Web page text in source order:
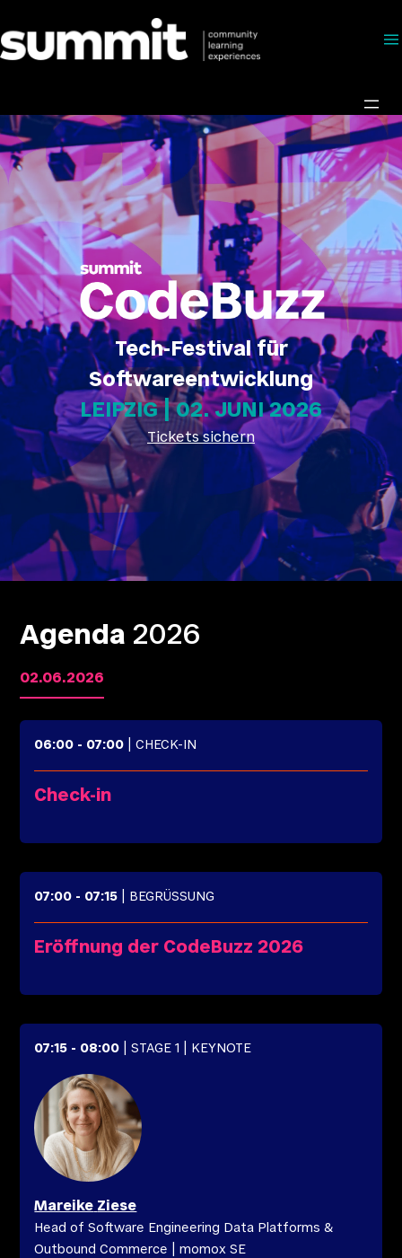
zum
Inhalt
Tech-Festival für
Softwareentwicklung
LEIPZIG | 02. JUNI 2026
Tickets sichern
Agenda 2026
02.06.2026
06:00 - 07:00 | CHECK-IN
Check-in
07:00 - 07:15 | BEGRÜSSUNG
Eröffnung der CodeBuzz 2026
07:15 - 08:00 | STAGE 1 | KEYNOTE
Mareike Ziese
Head of Software Engineering Data Platforms &
Outbound Commerce |momox SE